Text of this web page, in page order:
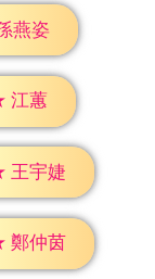
燕姿
江蕙
王宇婕
鄭仲茵